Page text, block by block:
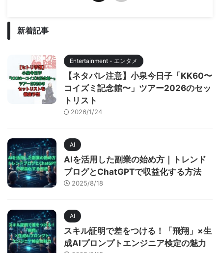
新着記事
Entertainment - エンタメ
【ネタバレ注意】小泉今日子「KK60〜
コイズミ記念館〜」ツアー2026のセッ
トリスト
2026/1/24
AI
AIを活用した副業の始め方｜トレンド
ブログとChatGPTで収益化する方法
2025/8/18
AI
スキル証明で差をつける！「飛翔」×生
成AIプロンプトエンジニア検定の魅力